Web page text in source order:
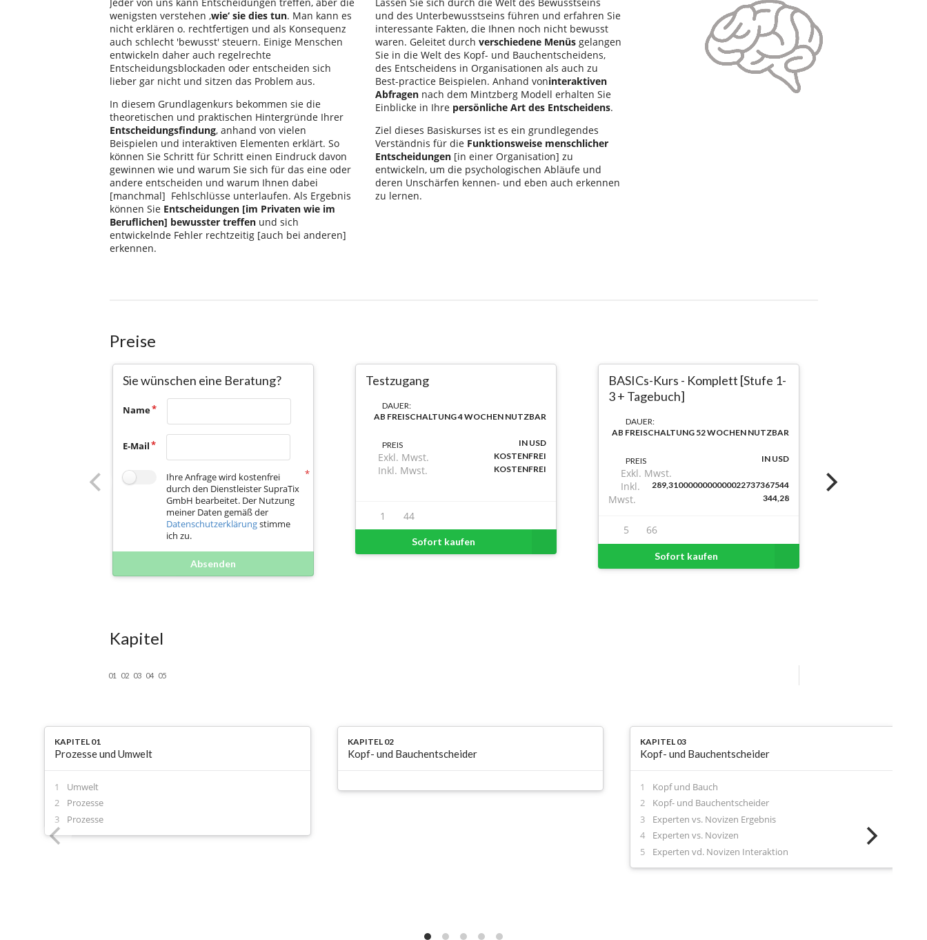
Preise
Sie wünschen eine Beratung?
Name
E-Mail
Ihre Anfrage wird kostenfrei
durch den Dienstleister SupraTix
GmbH bearbeitet. Der Nutzung
meiner Daten gemäß der
Datenschutzerklärungstimme
ich zu.
Absenden
Testzugang
DAUER:
AB FREISCHALTUNG 4 WOCHEN NUTZBAR
PREIS IN USD
Exkl. Mwst. KOSTENFREI
Inkl. Mwst. KOSTENFREI
1 44
Sofort kaufen
BASICs-Kurs - Komplett [Stufe 1-
3 + Tagebuch]
DAUER:
AB FREISCHALTUNG 52 WOCHEN NUTZBAR
PREIS IN USD
Exkl. Mwst.
289,3100000000000022737367544
Inkl.
Mwst.
344,28
5 66
Sofort kaufen
Kapitel
01 02 03 04 05
KAPITEL 01
Prozesse und Umwelt
Umwelt
Prozesse
Prozesse
KAPITEL 02
Kopf- und Bauchentscheider
KAPITEL 03
Kopf- und Bauchentscheider
Kopf und Bauch
Kopf- und Bauchentscheider
Experten vs. Novizen Ergebnis
Experten vs. Novizen
Experten vd. Novizen Interaktion